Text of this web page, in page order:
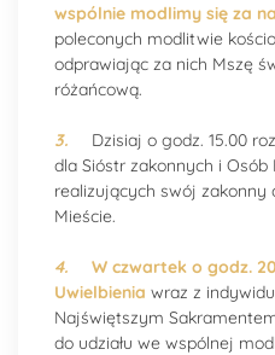
wspólnie modlimy się za
poleconych modlitwie
odprawiając za nich Mszę
różańcową.
3. Dzisiaj o godz. 15.00
dla Sióstr zakonnych i Osób
realizujących swój
Mieście.
4. W czwartek o godz.
Uwielbienia wraz z
Najświętszym
do udziału we wspólnej